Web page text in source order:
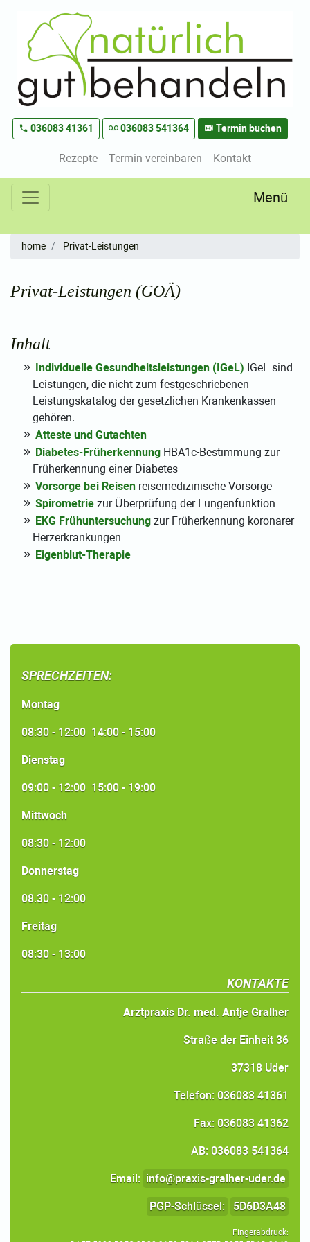
036083 41361 036083 541364 Termin buchen
Rezepte Termin vereinbaren Kontakt
Menü
home Privat-Leistungen
Privat-Leistungen (GOÄ)
Inhalt
Individuelle Gesundheitsleistungen (IGeL) IGeL sind
Leistungen, die nicht zum festgeschriebenen
Leistungskatalog der gesetzlichen Krankenkassen
gehören.
Atteste und Gutachten
Diabetes-Früherkennung HBA1c-Bestimmung zur
Früherkennung einer Diabetes
Vorsorge bei Reisen reisemedizinische Vorsorge
Spirometrie zur Überprüfung der Lungenfunktion
EKG Frühuntersuchung zur Früherkennung koronarer
Herzerkrankungen
Eigenblut-Therapie
SPRECHZEITEN:
Montag
08:30 - 12:00 14:00 - 15:00
Dienstag
09:00 - 12:00 15:00 - 19:00
Mittwoch
08:30 - 12:00
Donnerstag
08.30 - 12:00
Freitag
08:30 - 13:00
KONTAKTE
Arztpraxis Dr. med. Antje Gralher
Straße der Einheit 36
37318 Uder
Telefon: 036083 41361
Fax: 036083 41362
AB: 036083 541364
Email: info@praxis-gralher-uder.de
PGP-Schlüssel: 5D6D3A48
Fingerabdruck: